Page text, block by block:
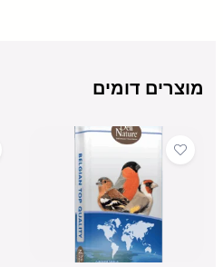
מוצרים דומים